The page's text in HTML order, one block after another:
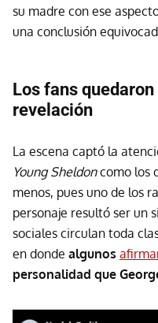
su madre con ese
una conclusión
Los fans
revelación
La escena captó la
Young Sheldoncomo los
menos, pues uno de los
personaje resultó ser un
sociales circulan toda
en donde algunos
personalidad que